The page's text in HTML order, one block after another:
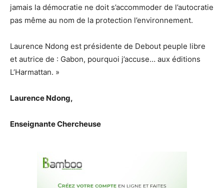
jamais la démocratie ne doit s’accommoder de l’autocratie
pas même au nom de la protection l’environnement.
Laurence Ndong est présidente de Debout peuple libre
et autrice de : Gabon, pourquoi j’accuse… aux éditions
L’Harmattan. »
Laurence Ndong,
Enseignante Chercheuse